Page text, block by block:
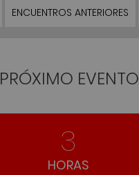
ENCUENTROS ANTERIORES
PRÓXIMO EVENTO
3
HORAS